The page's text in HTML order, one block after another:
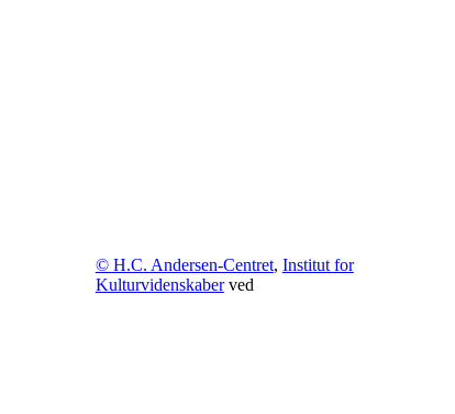
© H.C. Andersen-Centret, Institut for
Kulturvidenskaberved